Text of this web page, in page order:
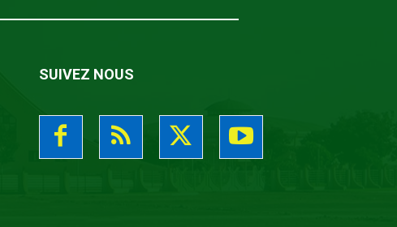
SUIVEZ NOUS